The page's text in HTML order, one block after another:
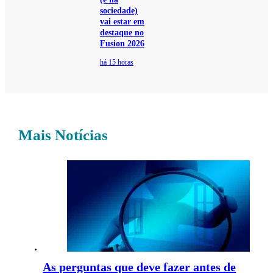
sociedade)
vai estar em
destaque no
Fusion 2026
há 15 horas
Mais Notícias
As perguntas que deve fazer antes de